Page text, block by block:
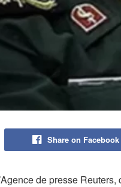
Share on Facebook
de presse